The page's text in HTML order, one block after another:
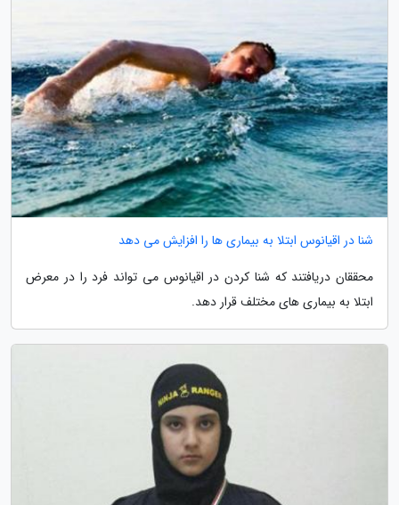
شنا در اقیانوس ابتلا به بیماری ها را افزایش می دهد
محققان دریافتند که شنا کردن در اقیانوس می تواند فرد را در معرض
ابتلا به بیماری های مختلف قرار دهد.